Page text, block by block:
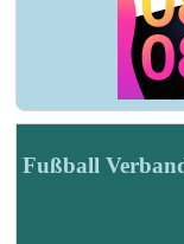
Fußball